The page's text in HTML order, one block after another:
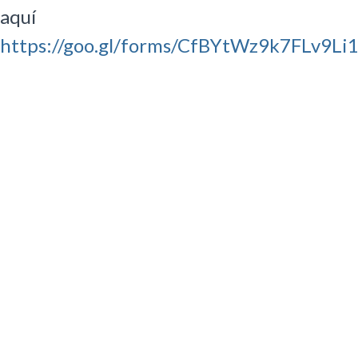
aquí
https://goo.gl/forms/CfBYtWz9k7FLv9Li1